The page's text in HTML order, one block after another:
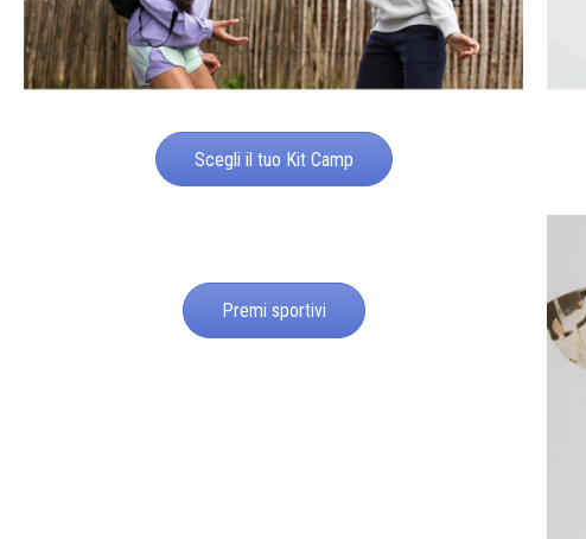
Scegli il tuo Kit Camp
Premi sportivi